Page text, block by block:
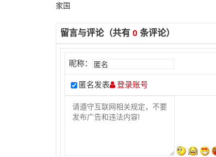
家国
留言与评论（共有 0条评论）
昵称：
匿名发表 登录账号